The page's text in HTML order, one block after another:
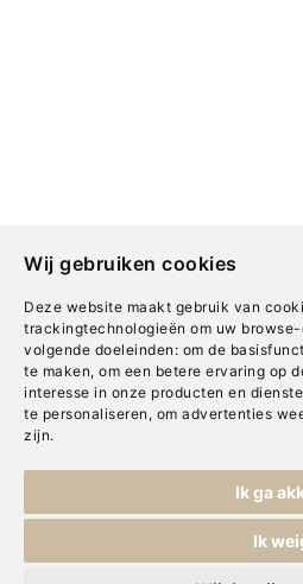
Wij gebruiken cookies
Deze website maakt gebruik van
trackingtechnologieën om uw
volgende doeleinden: om de
te maken, om een betere ervaring op
interesse in onze producten en
te personaliseren , om advertenties
zijn.
Ik ga
Ik